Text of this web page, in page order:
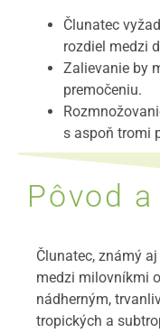
Člunatec
rozdiel medzi
Zalievanie by
premočeniu.
s aspoň tromi
Pôvod
Člunatec, známý
medzi milovníkmi
nádherným,
tropických a